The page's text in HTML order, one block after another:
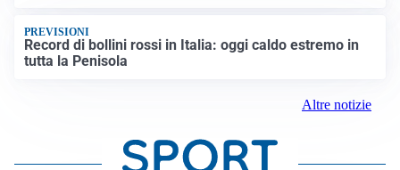
PREVISIONI
Record di bollini rossi in Italia: oggi caldo estremo in
tutta la Penisola
Altre notizie